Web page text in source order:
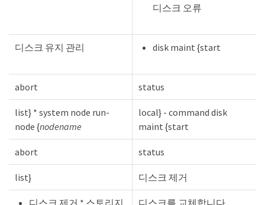
디스크 오류
디스크 유지 관리 disk maint {start
abort status
list} * system node run-
node {nodename
local} - command disk
maint {start
abort status
list} 디스크 제거
디스크 제거 * 스토리지
디스크를 교체합니다